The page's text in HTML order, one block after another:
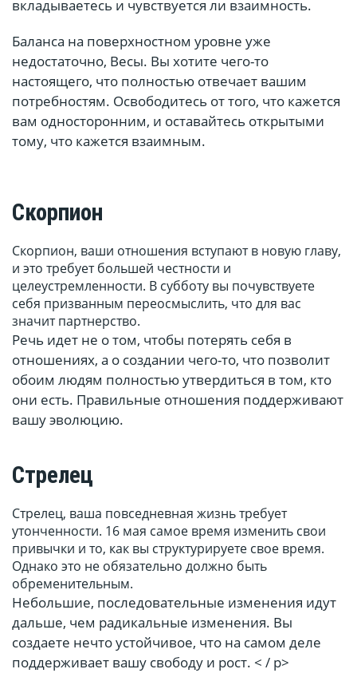
вкладываетесь и чувствуется ли взаимность.
Баланса на поверхностном уровне уже
недостаточно, Весы. Вы хотите чего-то
настоящего, что полностью отвечает вашим
потребностям. Освободитесь от того, что кажется
вам односторонним, и оставайтесь открытыми
тому, что кажется взаимным.
Скорпион
Скорпион, ваши отношения вступают в новую главу,
и это требует большей честности и
целеустремленности. В субботу вы почувствуете
себя призванным переосмыслить, что для вас
значит партнерство.
Речь идет не о том, чтобы потерять себя в
отношениях, а о создании чего-то, что позволит
обоим людям полностью утвердиться в том, кто
они есть. Правильные отношения поддерживают
вашу эволюцию.
Стрелец
Стрелец, ваша повседневная жизнь требует
утонченности. 16 мая самое время изменить свои
привычки и то, как вы структурируете свое время.
Однако это не обязательно должно быть
обременительным.
Небольшие, последовательные изменения идут
дальше, чем радикальные изменения. Вы
создаете нечто устойчивое, что на самом деле
поддерживает вашу свободу и рост. < / p>